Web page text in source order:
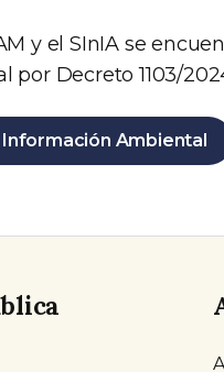
y el SInIA se
Decreto 1103/
Ambiental